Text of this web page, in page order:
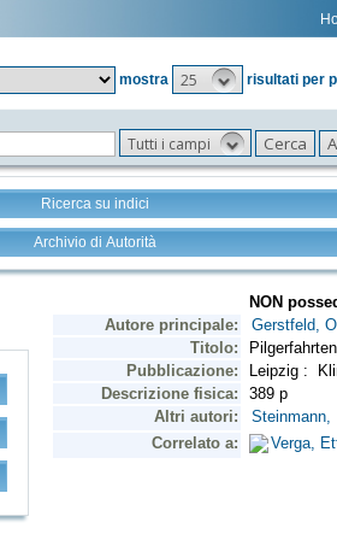
mostra
25 risultati per
Tutti i campi
Ricerca su indici
Archivio di Autorità